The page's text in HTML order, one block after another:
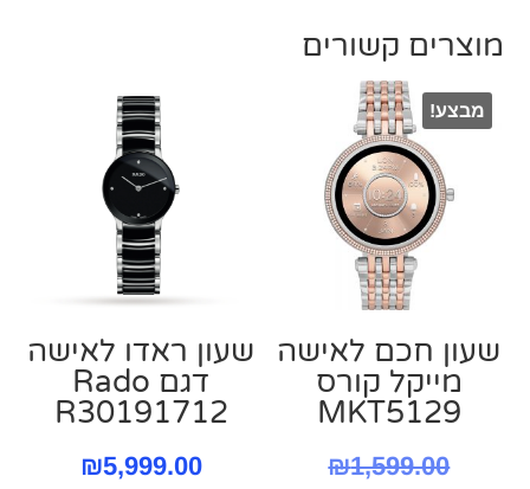
מוצרים קשורים
מבצע!
שעון חכם לאישה
מייקל קורס
MKT5129
₪1,599.00
המחיר
שעון ראדו לאישה
דגם Rado
R30191712
₪5,999.00